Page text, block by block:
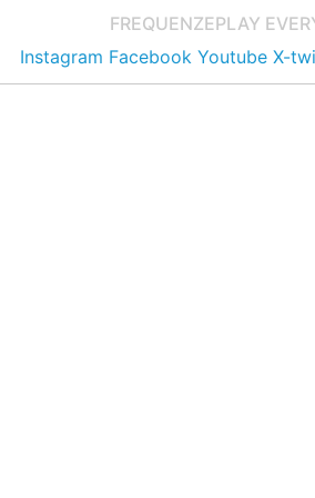
FREQUENZEPLAY
Instagram Facebook Youtube X-